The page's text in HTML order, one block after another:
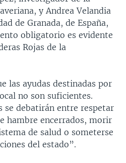
y Andrea Velandia
de Granada, de España,
obligatorio es evidente
Rojas de la
las ayudas destinadas por
no son suficientes.
se debatirán entre respetar
hambre encerrados, morir
de salud o someterse
del estado”.